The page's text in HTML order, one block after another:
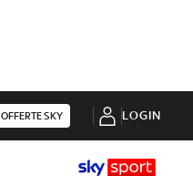
OFFERTE SKY LOGIN